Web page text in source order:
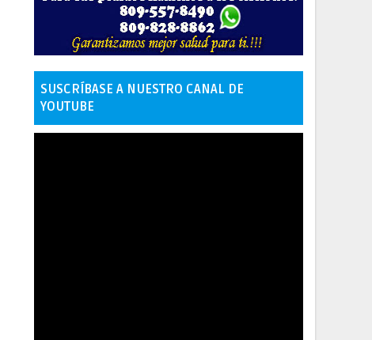
SUSCRÍBASE A NUESTRO CANAL DE
YOUTUBE